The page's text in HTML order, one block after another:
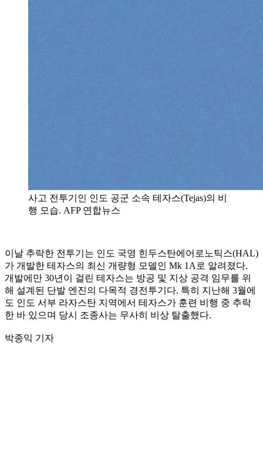
사고 전투기인 인도 공군 소속 테자스(Tejas)의 비
행 모습. AFP 연합뉴스
이날 추락한 전투기는 인도 국영 힌두스탄에어로노틱스(HAL)
가 개발한 테자스의 최신 개량형 모델인 Mk 1A로 알려졌다.
개발에만 30년이 걸린 테자스는 방공 및 지상 공격 임무를 위
해 설계된 단발 엔진의 다목적 경전투기다. 특히 지난해 3월에
도 인도 서부 라자스탄 지역에서 테자스가 훈련 비행 중 추락
한 바 있으며 당시 조종사는 무사히 비상 탈출했다.
박종익 기자